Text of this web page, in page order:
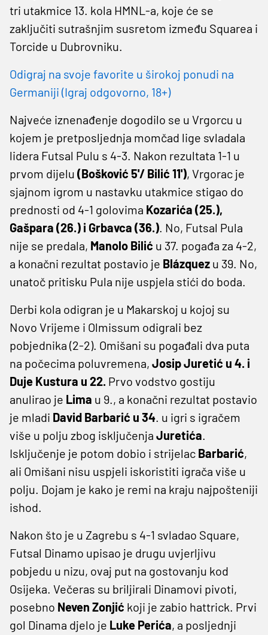
tri utakmice 13. kola HMNL-a, koje će se
zaključiti sutrašnjim susretom između Squarea i
Torcide u Dubrovniku.
Odigraj na svoje favorite u širokoj ponudi na
Germaniji (Igraj odgovorno, 18+)
Najveće iznenađenje dogodilo se u Vrgorcu u
kojem je pretposljednja momčad lige svladala
lidera Futsal Pulu s 4-3. Nakon rezultata 1-1 u
prvom dijelu (Bošković 5'/ Bilić 11'), Vrgorac je
sjajnom igrom u nastavku utakmice stigao do
prednosti od 4-1 golovima Kozarića (25.),
Gašpara (26.) i Grbavca (36.). No, Futsal Pula
nije se predala, Manolo Bilić u 37. pogađa za 4-2,
a konačni rezultat postavio je Blázquez u 39. No,
unatoč pritisku Pula nije uspjela stići do boda.
Derbi kola odigran je u Makarskoj u kojoj su
Novo Vrijeme i Olmissum odigrali bez
pobjednika (2-2). Omišani su pogađali dva puta
na počecima poluvremena, Josip Juretić u 4. i
Duje Kustura u 22. Prvo vodstvo gostiju
anulirao je Lima u 9., a konačni rezultat postavio
je mladi David Barbarić u 34. u igri s igračem
više u polju zbog isključenja Juretića.
Isključenje je potom dobio i strijelac Barbarić,
ali Omišani nisu uspjeli iskoristiti igrača više u
polju. Dojam je kako je remi na kraju najpošteniji
ishod.
Nakon što je u Zagrebu s 4-1 svladao Square,
Futsal Dinamo upisao je drugu uvjerljivu
pobjedu u nizu, ovaj put na gostovanju kod
Osijeka. Večeras su briljirali Dinamovi pivoti,
posebno Neven Zonjić koji je zabio hattrick. Prvi
gol Dinama djelo je Luke Perića, a posljednji